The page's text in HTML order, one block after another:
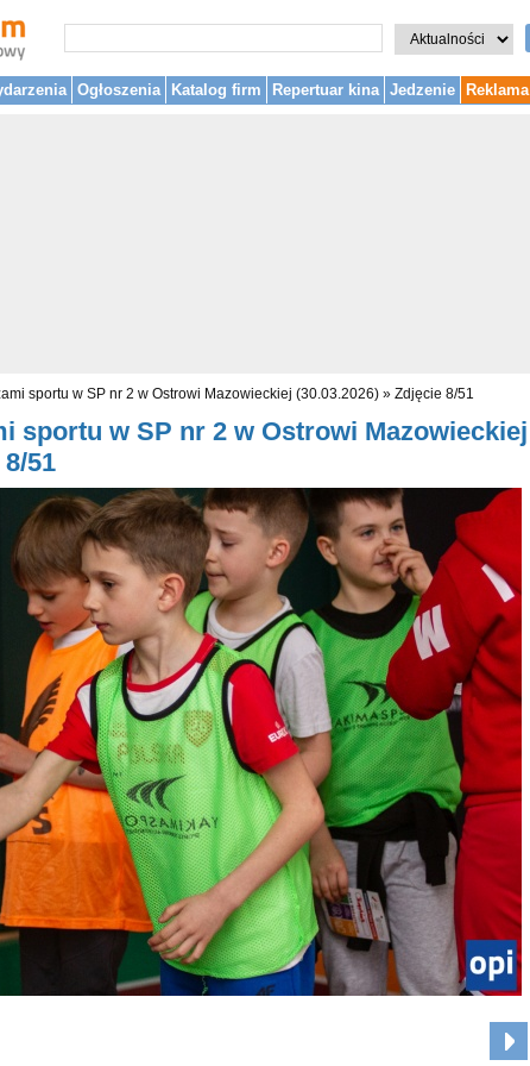
Ogłoszenia Katalog firm Repertuar kina Jedzenie Reklama
sportu w SP nr 2 w Ostrowi Mazowieckiej (30.03.2026) » Zdjęcie 8/51
sportu w SP nr 2 w Ostrowi Mazowieckiej
51